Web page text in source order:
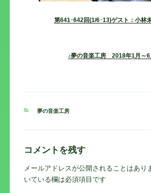
第641･642回(1/6･13)ゲスト：小林
♪夢の音楽工房 2018年1月～6
カ
ー
夢の音楽工房
コメントを残す
メールアドレスが公開されることはあり
いている欄は必須項目です